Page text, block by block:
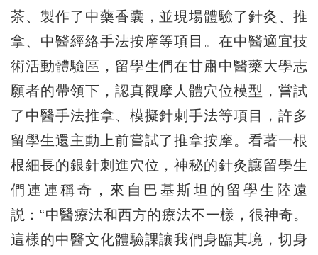
茶、製作了中藥香囊，並現場體驗了針灸、推
拿、中醫經絡手法按摩等項目。在中醫適宜技
術活動體驗區，留學生們在甘肅中醫藥大學志
願者的帶領下，認真觀摩人體穴位模型，嘗試
了中醫手法推拿、模擬針刺手法等項目，許多
留學生還主動上前嘗試了推拿按摩。看著一根
根細長的銀針刺進穴位，神秘的針灸讓留學生
們連連稱奇，來自巴基斯坦的留學生陸遠
説：“中醫療法和西方的療法不一樣，很神奇。
這樣的中醫文化體驗課讓我們身臨其境，切身